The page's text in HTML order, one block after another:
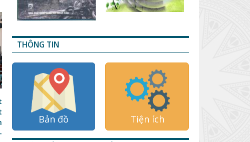
THÔNG TIN
Bản đồ Tiện ích